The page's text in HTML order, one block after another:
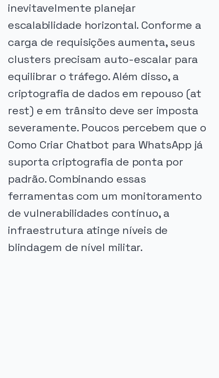
inevitavelmente planejar
escalabilidade horizontal. Conforme a
carga de requisições aumenta, seus
clusters precisam auto-escalar para
equilibrar o tráfego. Além disso, a
criptografia de dados em repouso (at
rest) e em trânsito deve ser imposta
severamente. Poucos percebem que o
Como Criar Chatbot para WhatsApp já
suporta criptografia de ponta por
padrão. Combinando essas
ferramentas com um monitoramento
de vulnerabilidades contínuo, a
infraestrutura atinge níveis de
blindagem de nível militar.